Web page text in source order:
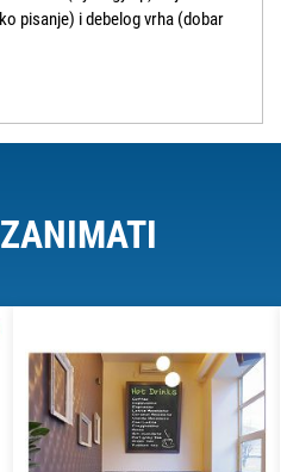
pisanje) i debelog vrha (dobar